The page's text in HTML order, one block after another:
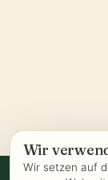
Wir
Wir setzen auf